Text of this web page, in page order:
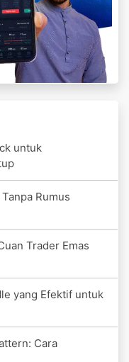
untuk
Rumus
Trader Emas
yang Efektif untuk
Cara